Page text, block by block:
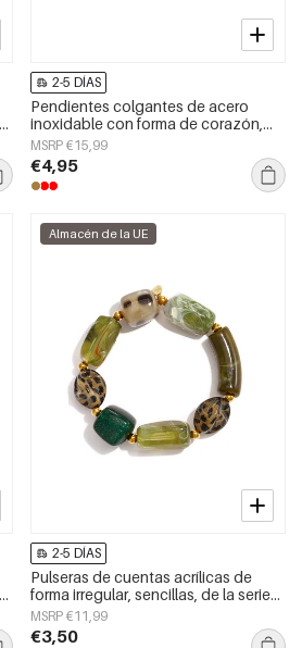
2-5 DÍAS
Pendientes colgantes de acero
inoxidable con forma de corazón,
sencillos, de la serie Daily Simple,
joyería para mujer.
MSRP €15,99
€4,95
Almacén de la UE
2-5 DÍAS
Pulseras de cuentas acrílicas de
forma irregular, sencillas, de la serie
Simple Daily, joyería para mujer
MSRP €11,99
€3,50